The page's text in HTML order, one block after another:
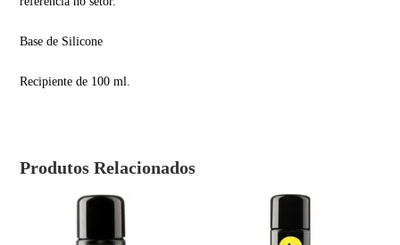
Base de Silicone
Recipiente de 100 ml.
Produtos Relacionados